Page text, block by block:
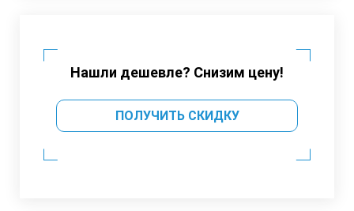
Нашли дешевле? Снизим цену!
ПОЛУЧИТЬ СКИДКУ